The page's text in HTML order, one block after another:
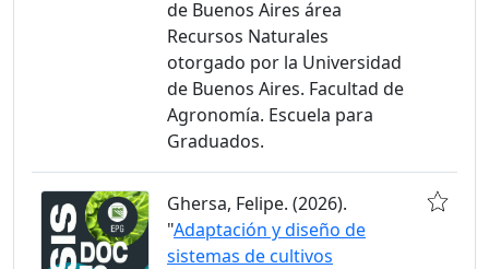
de Buenos Aires área
Recursos Naturales
otorgado por la Universidad
de Buenos Aires. Facultad de
Agronomía. Escuela para
Graduados.
Ghersa, Felipe. (2026).
"Adaptación y diseño de
sistemas de cultivos